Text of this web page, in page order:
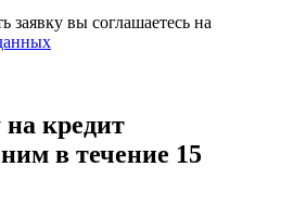
вы соглашаетесь на
на кредит
в течение 15